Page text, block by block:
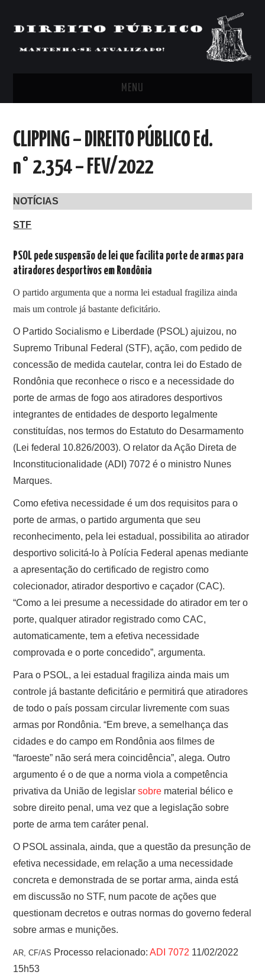
MENU
ARTIGOS, COMENTÁRIOS E PONTOS
DE VISTA
CLIPPING’S
SOBRE
CLIPPING – DIREITO PÚBLICO Ed.
n° 2.354 – FEV/2022
NOTÍCIAS
STF
PSOL pede suspensão de lei que facilita porte de armas para
atiradores desportivos em Rondônia
O partido argumenta que a norma lei estadual fragiliza ainda
mais um controle já bastante deficitário.
O Partido Socialismo e Liberdade (PSOL) ajuizou, no
Supremo Tribunal Federal (STF), ação, com pedido de
concessão de medida cautelar, contra lei do Estado de
Rondônia que reconhece o risco e a necessidade do
porte de armas de fogo aos atiradores desportivos
integrantes de entidades de desporto legalmente
constituídas, nos termos do Estatuto do Desarmamento
(Lei federal 10.826/2003). O relator da Ação Direta de
Inconstitucionalidade (ADI) 7072 é o ministro Nunes
Marques.
Como efetiva necessidade é um dos requisitos para o
porte de armas, o partido argumenta que seu
reconhecimento, pela lei estadual, possibilita ao atirador
desportivo solicitá-lo à Polícia Federal apenas mediante
a apresentação do certificado de registro como
colecionador, atirador desportivo e caçador (CAC).
“Como a lei presume a necessidade do atirador em ter o
porte, qualquer atirador registrado como CAC,
automaticamente, tem a efetiva necessidade
comprovada e o porte concedido”, argumenta.
Para o PSOL, a lei estadual fragiliza ainda mais um
controle já bastante deficitário e permitirá que atiradores
de todo o país possam circular livremente com suas
armas por Rondônia. “Em breve, a semelhança das
cidades e do campo em Rondônia aos filmes de
“faroeste” não será mera coincidência”, alega. Outro
argumento é o de que a norma viola a competência
privativa da União de legislarsobre material bélico e
sobre direito penal, uma vez que a legislação sobre
porte de arma tem caráter penal.
O PSOL assinala, ainda, que a questão da presunção de
efetiva necessidade, em relação a uma necessidade
concreta e demonstrada de se portar arma, ainda está
em discussão no STF, num pacote de ações que
questionam decretos e outras normas do governo federal
sobre armas e munições.
AR, CF/AS Processo relacionado:ADI 7072 11/02/2022
15h53